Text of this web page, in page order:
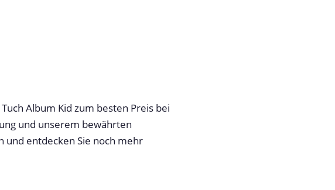
Album Kid zum besten Preis bei
und unserem bewährten
und entdecken Sie noch mehr